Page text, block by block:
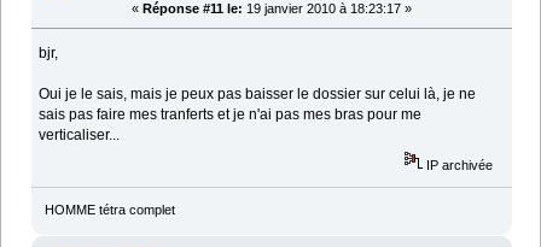
« Réponse #11 le: 19 janvier 2010 à 18:23:17 »
bjr,
Oui je le sais, mais je peux pas baisser le dossier sur celui là, je ne
sais pas faire mes tranferts et je n'ai pas mes bras pour me
verticaliser...
IP archivée
HOMME tétra complet